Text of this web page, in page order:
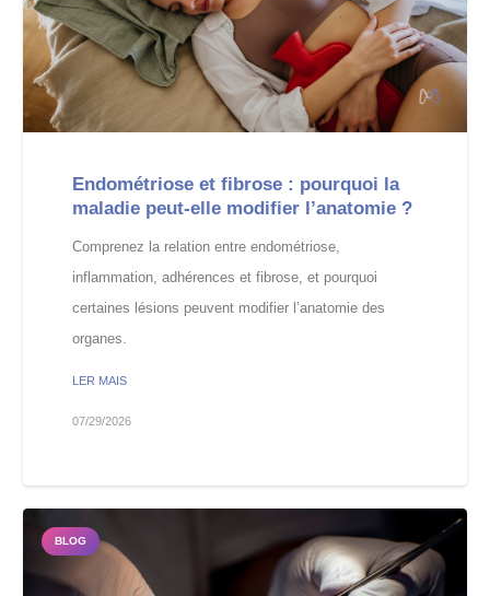
Endométriose et fibrose : pourquoi la
maladie peut-elle modifier l’anatomie ?
Comprenez la relation entre endométriose,
inflammation, adhérences et fibrose, et pourquoi
certaines lésions peuvent modifier l’anatomie des
organes.
LER MAIS
07/29/2026
BLOG